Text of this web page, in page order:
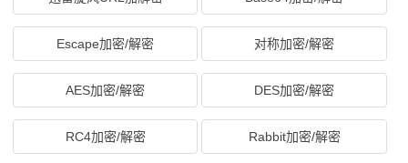
Escape加密/解密 对称加密/解密
AES加密/解密 DES加密/解密
RC4加密/解密 Rabbit加密/解密